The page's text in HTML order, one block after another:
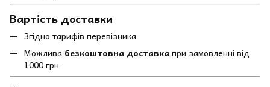
Вартість доставки
Згідно тарифів перевізника
Можлива безкоштовна доставкапри замовленні від
1000 грн